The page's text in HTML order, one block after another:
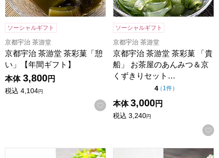
ソーシャルギフト
京都宇治 茶游堂
京都宇治 茶游堂 茶彩菓「憩
い」【年間ギフト】
本体 3,800円
税込 4,104円
お気に入りに登録する
ソーシャルギフト
京都宇治 茶游堂
京都宇治 茶游堂 茶彩菓 「貴
船」 お茶屋のあんみつ＆京
くずきりセット…
4点（5点満点中）
（ 1件の評価
）
本体 3,000円
税込 3,240円
京都宇治 茶游堂 茶游堂ロールケーキ＆京・宇治どら焼き3
京都宇治 茶游堂 宇治抹茶ス